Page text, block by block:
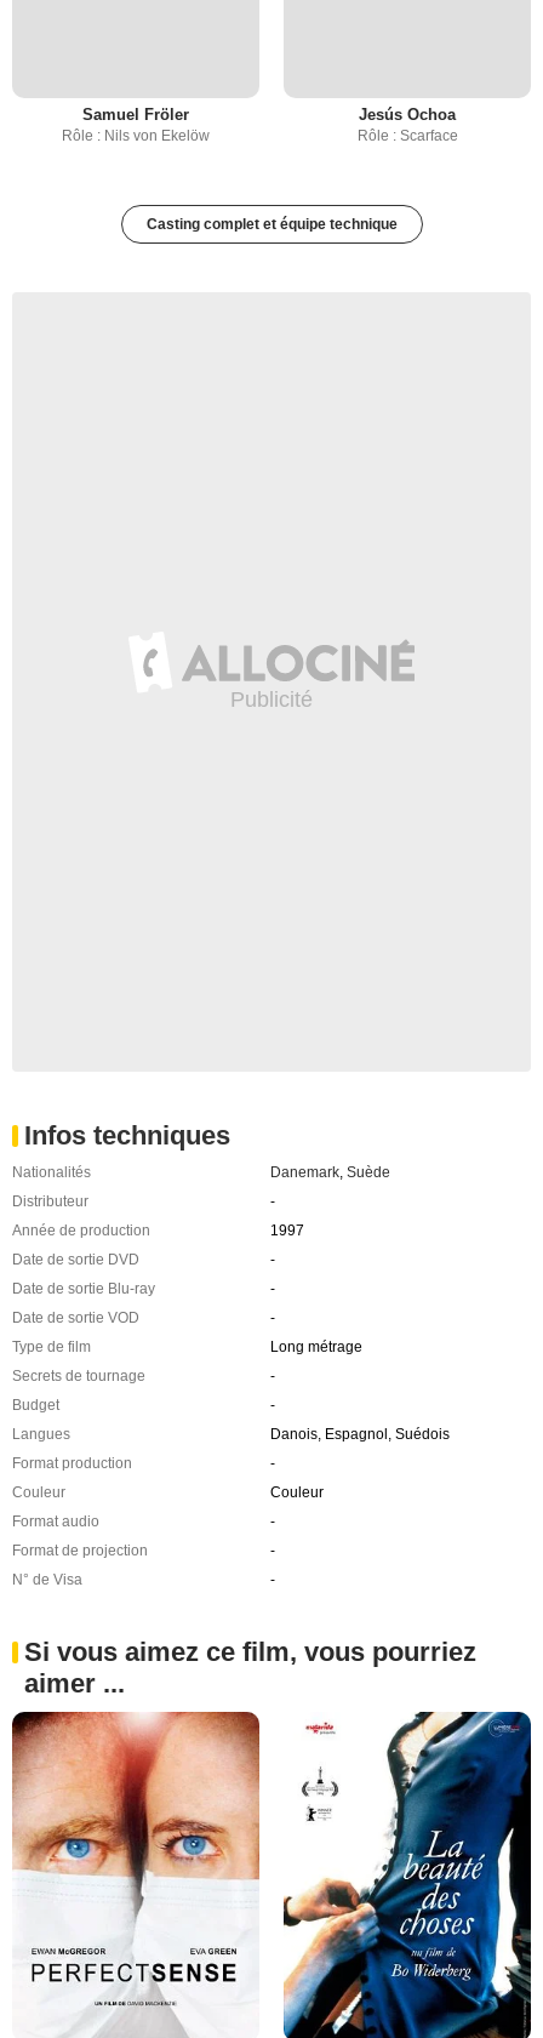
Samuel Fröler
Rôle : Nils von Ekelöw
Jesús Ochoa
Rôle : Scarface
Casting complet et équipe technique
Infos techniques
Nationalités Danemark, Suède
Distributeur
-
Année de production
1997
Date de sortie DVD
-
Date de sortie Blu-ray
-
Date de sortie VOD
-
Type de film
Long métrage
Secrets de tournage
-
Budget
-
Langues
Danois, Espagnol, Suédois
Format production
-
Couleur
Couleur
Format audio
-
Format de projection
-
N° de Visa
-
Si vous aimez ce film, vous pourriez
aimer ...